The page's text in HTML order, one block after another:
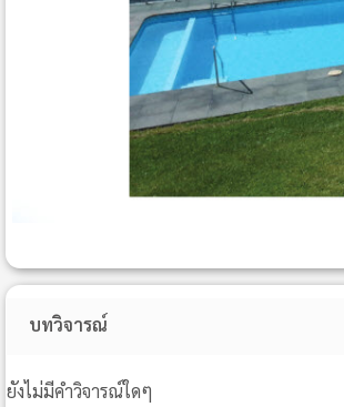
บทวิจารณ์
ยังไม่มีคำวิจารณ์ใดๆ